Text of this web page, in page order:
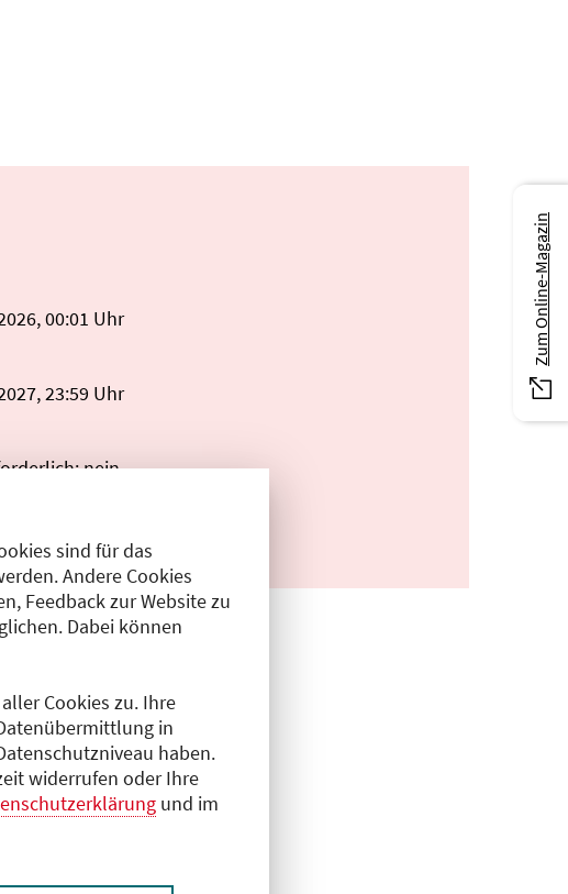
sind für das
Andere Cookies
Feedback zur Website zu
Dabei können
Cookies zu. Ihre
in
haben.
widerrufen oder Ihre
und im
00:01 Uhr
23:59 Uhr
nein
Zum Online-Magazin